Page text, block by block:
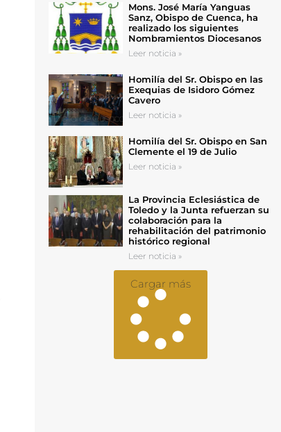
Mons. José María Yanguas
Sanz, Obispo de Cuenca, ha
realizado los siguientes
Nombramientos Diocesanos
Leer noticia »
Homilía del Sr. Obispo en las
Exequias de Isidoro Gómez
Cavero
Leer noticia »
Homilía del Sr. Obispo en San
Clemente el 19 de Julio
Leer noticia »
La Provincia Eclesiástica de
Toledo y la Junta refuerzan su
colaboración para la
rehabilitación del patrimonio
histórico regional
Leer noticia »
Cargar más